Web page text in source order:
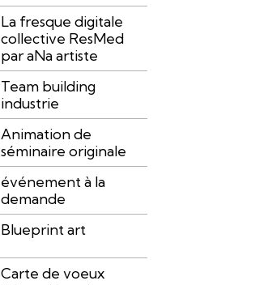
La fresque digitale
collective ResMed
par aNa artiste
Team building
industrie
Animation de
séminaire originale
événement à la
demande
Blueprint art
Carte de voeux